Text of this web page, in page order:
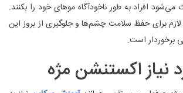
می‌شود افراد به طور ناخودآگاه موهای خود را بکنند.
برای حفظ سلامت چشم‌ها و جلوگیری از بروز این
برخوردار است.
نیاز اکستنشن مژه